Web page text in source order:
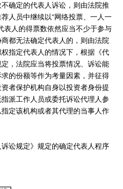
确定的代表人诉讼，则由法院推
人员中继续以“网络投票、一人一
表人的得票数依然应当不少于参与
都无法确定代表人的，则由法院
指定代表人的情况下，根据《代
，法院应当将投票情况、诉讼能
的份额等作为考量因素，并征得
者保护机构自身以投资者身份提
派工作人员或委托诉讼代理人参
定该机构或者其代理的当事人作
讼规定》规定的确定代表人程序